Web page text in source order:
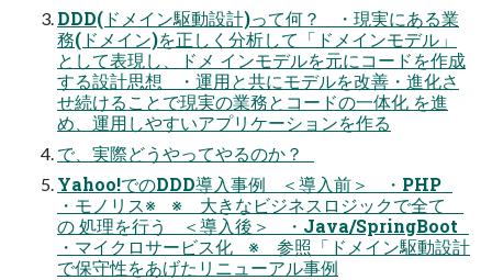
DDD(ドメイン駆動設計)って何？ ・現実にある業
務(ドメイン)を正しく分析して「ドメインモデル」
として表現し、ドメ インモデルを元にコードを作成
する設計思想 ・運用と共にモデルを改善・進化さ
せ続けることで現実の業務とコードの一体化 を進
め、運用しやすいアプリケーションを作る
で、実際どうやってやるのか？
Yahoo!でのDDD導入事例 ＜導入前＞ ・PHP
・モノリス※ ※ 大きなビジネスロジックで全て
の 処理を行う ＜導入後＞ ・Java/SpringBoot
・マイクロサービス化 ※ 参照「ドメイン駆動設計
で保守性をあげたリニューアル事例